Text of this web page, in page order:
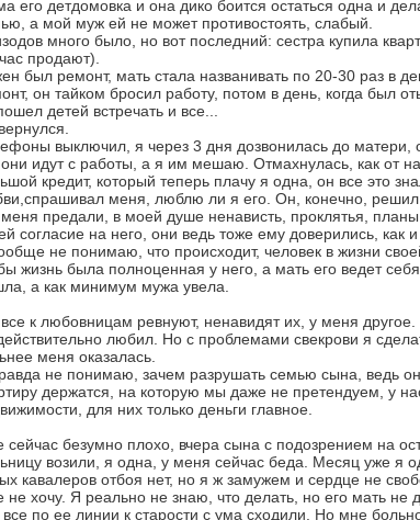
его детдомовка и она дико боится остаться одна и
а мой муж ей не может противостоять, слабый.
много было, но вот последний: сестра купила
продают).
был ремонт, мать стала названивать по 20-30 раз в
он тайком бросил работу, потом в день, когда был
детей встречать и все...
выключил, я через 3 дня дозвонилась до матери,
они идут с работы, а я им мешаю. Отмахнулась, как от
кредит, который теперь плачу я одна, он все это
меня, люблю ли я его. Он, конечно, решил
меня предали, в моей душе ненависть, проклятья,
согласие на него, они ведь тоже ему доверились, как и
не понимаю, что происходит, человек в жизни
жизнь была полноценная у него, а мать его ведет
а как минимум мужа увела.
все к любовницам ревнуют, ненавидят их, у меня
любил. Но с проблемами свекрови я
меня оказалась.
не понимаю, зачем разрушать семью сына, ведь
держатся, на которую мы даже не претендуем, у
для них только деньги главное.
сейчас безумно плохо, вчера сына с подозрением на
возили, я одна, у меня сейчас беда. Месяц уже я
кавалеров отбоя нет, но я ж замужем и сердце не
не хочу. Я реально не знаю, что делать, но его мать не
все по ее линии к старости с ума сходили. Но мне